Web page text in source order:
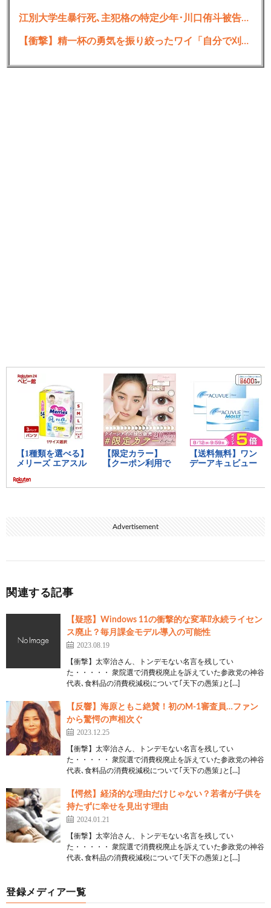
江別大学生暴行死､主犯格の特定少年･川口侑斗被告に無期懲役判決 当時17歳の少年には懲役30年の判決
【衝撃】精一杯の勇気を振り絞ったワイ「自分で刈り上げしてみよう」→結果・・・・・
Advertisement
関連する記事
【疑惑】Windows 11の衝撃的な変革⁉永続ライセン
ス廃止？毎月課金モデル導入の可能性
2023.08.19
【衝撃】太宰治さん、トンデモない名言を残してい
た・・・・・ 衆院選で消費税廃止を訴えていた参政党の神谷
代表､食料品の消費税減税について｢天下の愚策｣と[…]
【反響】海原ともこ絶賛！初のM-1審査員…ファン
から驚愕の声相次ぐ
2023.12.25
【衝撃】太宰治さん、トンデモない名言を残してい
た・・・・・ 衆院選で消費税廃止を訴えていた参政党の神谷
代表､食料品の消費税減税について｢天下の愚策｣と[…]
【愕然】経済的な理由だけじゃない？若者が子供を
持たずに幸せを見出す理由
2024.01.21
【衝撃】太宰治さん、トンデモない名言を残してい
た・・・・・ 衆院選で消費税廃止を訴えていた参政党の神谷
代表､食料品の消費税減税について｢天下の愚策｣と[…]
登録メディア一覧